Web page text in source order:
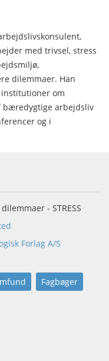
med trivsel, stress
dilemmaer. Han
om
bæredygtige arbejdsliv
og i
- STRESS
Forlag A/S
Fagbøger